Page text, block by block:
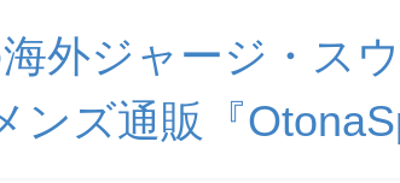
外ジャージ・ス
ズ通販『